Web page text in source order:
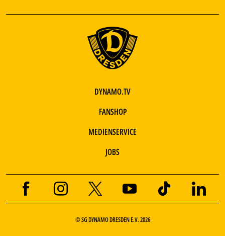
DYNAMO.TV
FANSHOP
MEDIENSERVICE
JOBS
© SG DYNAMO DRESDEN E.V. 2026